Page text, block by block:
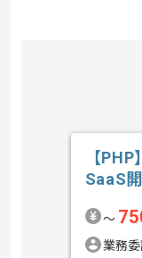
【
SaaS
〜
業務委